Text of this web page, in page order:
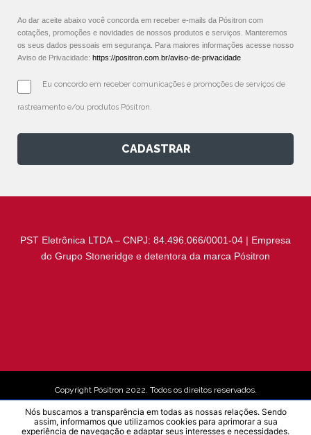
Ao dar aceite abaixo você concorda em receber e-mails da Pósitron com
cotações, promoções e novidades de nossos produtos e serviços. Manteremos
os seus dados pessoais em segurança. Para maiores informações acesse nosso
Aviso de Privacidade: https://positron.com.br/aviso-de-privacidade
Eu concordo em receber comunicações e promoções de serviços de
rastreamento e/ou produtos Pósitron.
CADASTRAR
PST Eletrônica LTDA – CNPJ: 84.496.066/0001-04 | Empresa
do Grupo Stoneridge e detentora da marca Pósitron
Copyright Pósitron 2022. Todos os direitos reservados.
Aviso de Privacidade
Nós buscamos a transparência em todas as nossas relações. Sendo
assim, informamos que utilizamos cookies para aprimorar a sua
experiência de navegação e adaptar seus interesses e necessidades.